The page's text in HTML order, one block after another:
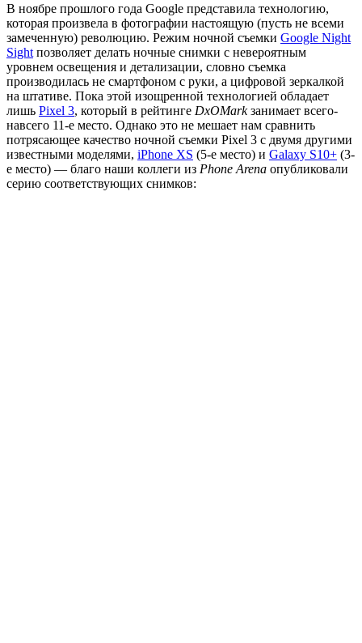
В ноябре прошлого года Google представила технологию,
которая произвела в фотографии настоящую (пусть не всеми
замеченную) революцию. Режим ночной съемки Google Night
Sight позволяет делать ночные снимки с невероятным
уровнем освещения и детализации, словно съемка
производилась не смартфоном с руки, а цифровой зеркалкой
на штативе. Пока этой изощренной технологией обладает
лишь Pixel 3, который в рейтинге DxOMarkзанимает всего-
навсего 11-е место. Однако это не мешает нам сравнить
потрясающее качество ночной съемки Pixel 3 с двумя другими
известными моделями, iPhone XS (5-е место) и Galaxy S10+ (3-
е место) — благо наши коллеги из Phone Arena опубликовали
серию соответствующих снимков: